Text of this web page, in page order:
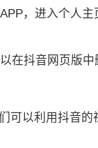
，进入个人
在抖音网页版
可以利用抖音